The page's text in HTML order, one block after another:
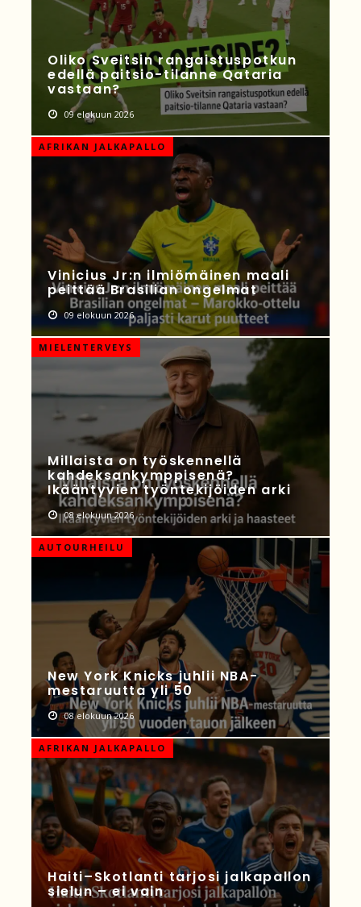
Oliko Sveitsin rangaistuspotkun
edellä paitsio-tilanne Qataria
vastaan?
09 elokuun 2026
AFRIKAN JALKAPALLO
Vinicius Jr:n ilmiömäinen maali
peittää Brasilian ongelmat
09 elokuun 2026
MIELENTERVEYS
Millaista on työskennellä
kahdeksankymppisenä?
Ikääntyvien työntekijöiden arki
08 elokuun 2026
AUTOURHEILU
New York Knicks juhlii NBA-
mestaruutta yli 50
08 elokuun 2026
AFRIKAN JALKAPALLO
Haiti–Skotlanti tarjosi jalkapallon
sielun – ei vain